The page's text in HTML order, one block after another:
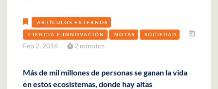
ARTÍCULOS EXTERNOS
CIENCIA E INNOVACIÓN NOTAS SOCIEDAD
Feb 2, 2016 2 minutos
Más de mil millones de personas se ganan la vida
en estos ecosistemas, donde hay altas